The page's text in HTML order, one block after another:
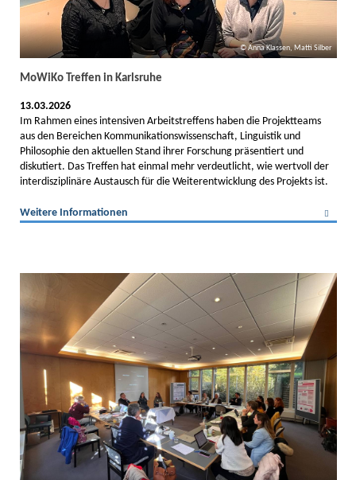
Anna Klassen, Matti Silber
MoWiKo Treffen in Karlsruhe
13.03.2026
Im Rahmen eines intensiven Arbeitstreffens haben die Projektteams
aus den Bereichen Kommunikationswissenschaft, Linguistik und
Philosophie den aktuellen Stand ihrer Forschung präsentiert und
diskutiert. Das Treffen hat einmal mehr verdeutlicht, wie wertvoll der
interdisziplinäre Austausch für die Weiterentwicklung des Projekts ist.
Weitere Informationen